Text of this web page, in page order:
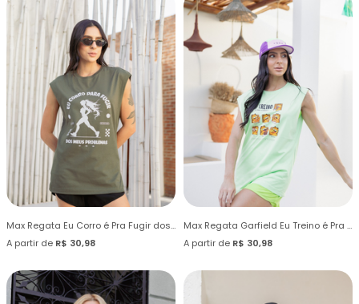
Max Regata Eu Corro é Pra Fugir dos Meus Problemas
A partir de R$ 30,98
Max Regata Garfield Eu Treino é Pra Comer
A partir de R$ 30,98